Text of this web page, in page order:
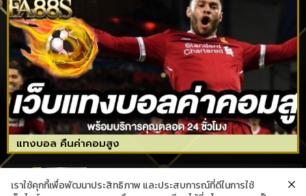
แทงบอล คืนค่าคอมสูง
เราใช้คุกกี้เพื่อพัฒนาประสิทธิภาพ และประสบการณ์ที่ดีในการใช้